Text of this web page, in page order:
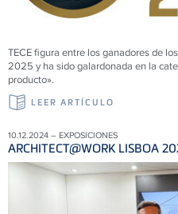
TECE figura entre los ganadores de
2025 y ha sido galardonada en la
producto».
LEER ARTÍCULO
10.12.2024 – EXPOSICIONES
ARCHITECT@WORK LISBOA